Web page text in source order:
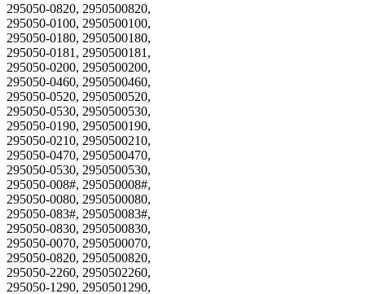
295050-0820, 2950500820,
295050-0100, 2950500100,
295050-0180, 2950500180,
295050-0181, 2950500181,
295050-0200, 2950500200,
295050-0460, 2950500460,
295050-0520, 2950500520,
295050-0530, 2950500530,
295050‐0190, 2950500190,
295050-0210, 2950500210,
295050-0470, 2950500470,
295050-0530, 2950500530,
295050-008#, 295050008#,
295050-0080, 2950500080,
295050-083#, 295050083#,
295050-0830, 2950500830,
295050-0070, 2950500070,
295050-0820, 2950500820,
295050-2260, 2950502260,
295050-1290, 2950501290,